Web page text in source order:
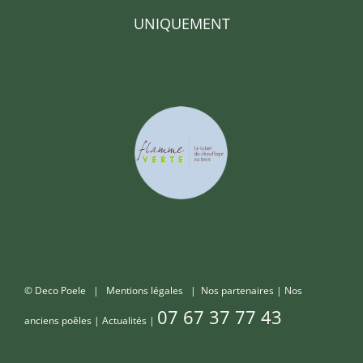
UNIQUEMENT
© Deco Poele | Mentions légales| Nos partenaires| Nos
anciens poêles| Actualités| 07 67 37 77 43